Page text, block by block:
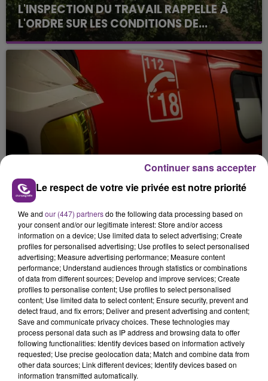
L'INSPECTION DU TRAVAIL RAPPELLE À
L'ORDRE SUR LES CONDITIONS DE...
Alors que les dates de début des vendange 2026
s'est avéré être plus précoce que prévu,
l'inspection du Travail en profite pour rappeler
les conditions de...
UN FEU DE REMORQUE BLOQUE LA
CIRCULATION DANS LES ARDENNES
Un feu de remorque s'est déclaré ce mercredi en
fin de matinée sur l'A34.
TITRES DIFFUSÉS
15h36
15h36 15h29
15h29
Le respect de votre vie privée est notre priorité
We and our (447) partnersdo the following data processing based on
your consent and/or our legitimate interest: Store and/or access
information on a device; Use limited data to select advertising; Create
profiles for personalised advertising; Use profiles to select personalised
advertising; Measure advertising performance; Measure content
performance; Understand audiences through statistics or combinations
of data from different sources; Develop and improve services; Create
profiles to personalise content; Use profiles to select personalised
content; Use limited data to select content; Ensure security, prevent and
detect fraud, and fix errors; Deliver and present advertising and content;
Save and communicate privacy choices. These technologies may
process personal data such as IP address and browsing data to offer
following functionalities: Identify devices based on information actively
requested; Use precise geolocation data; Match and combine data from
other data sources; Link different devices; Identify devices based on
information transmitted automatically.
Continuer sans accepter